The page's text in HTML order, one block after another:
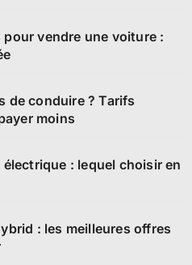
vendre une voiture :
de conduire ? Tarifs
moins
: lequel choisir en
: les meilleures offres